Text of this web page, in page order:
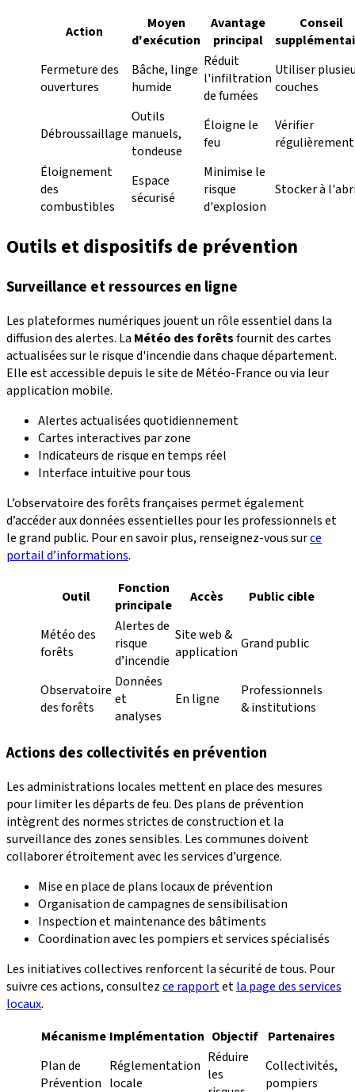
Action
Moyen
d'exécution
Avantage
principal
Conseil
Fermeture des
ouvertures
Bâche, linge
humide
Réduit
l'infiltration
de fumées
Utiliser
couches
Débroussaillage
Outils
manuels,
tondeuse
Éloigne le
feu
Vérifier
régulièrement
Éloignement
des
combustibles
Espace
sécurisé
Minimise le
risque
d'explosion
Stocker à
Outils et dispositifs de prévention
Surveillance et ressources en ligne
Les plateformes numériques jouent un rôle essentiel dans la
diffusion des alertes. La Météo des forêtsfournit des cartes
actualisées sur le risque d'incendie dans chaque département.
Elle est accessible depuis le site de Météo-France ou via leur
application mobile.
Alertes actualisées quotidiennement
Cartes interactives par zone
Indicateurs de risque en temps réel
Interface intuitive pour tous
L’observatoire des forêts françaises permet également
d’accéder aux données essentielles pour les professionnels et
le grand public. Pour en savoir plus, renseignez-vous surce
portail d’informations.
Outil
Fonction
principale
Accès Public cible
Météo des
forêts
Alertes de
risque
d’incendie
Site web &
application Grand public
Observatoire
des forêts
Données
et
analyses
En ligne
Professionnels
& institutions
Actions des collectivités en prévention
Les administrations locales mettent en place des mesures
pour limiter les départs de feu. Des plans de prévention
intègrent des normes strictes de construction et la
surveillance des zones sensibles. Les communes doivent
collaborer étroitement avec les services d’urgence.
Mise en place de plans locaux de prévention
Organisation de campagnes de sensibilisation
Inspection et maintenance des bâtiments
Coordination avec les pompiers et services spécialisés
Les initiatives collectives renforcent la sécurité de tous. Pour
suivre ces actions, consultezce rapportetla page des services
locaux.
Mécanisme Implémentation Objectif Partenaires
Plan de
Prévention
Réglementation
locale
Réduire
les
Collectivités,
pompiers